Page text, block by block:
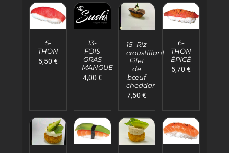
AJOUTER
PANIER
/
DÉTAILS
5-
THON
5,50 €
AJOUTER
PANIER
/
DÉTAILS
13-
FOIS
GRAS
MANGUE
4,00 €
PANIER
/
DÉTAILS
15- Riz
croustillant
Filet
de
bœuf
cheddar
7,50€
AJOUTER
PANIER
/
DÉTAILS
6-
THON
ÉPICÉ
5,70€
AJOUTER
AJOUTER
AJOUTER
AJOUTER